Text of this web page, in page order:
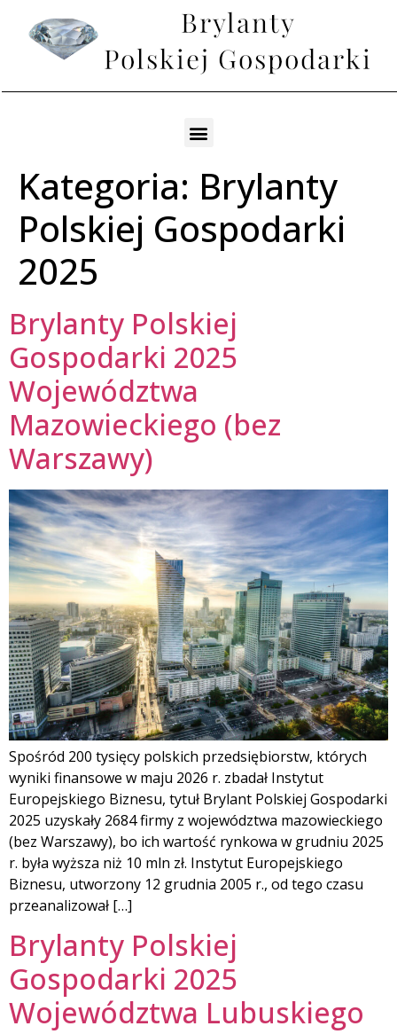
Kategoria: Brylanty
Polskiej Gospodarki
2025
Brylanty Polskiej
Gospodarki 2025
Województwa
Mazowieckiego (bez
Warszawy)
Spośród 200 tysięcy polskich przedsiębiorstw, których
wyniki finansowe w maju 2026 r. zbadał Instytut
Europejskiego Biznesu, tytuł Brylant Polskiej Gospodarki
2025 uzyskały 2684 firmy z województwa mazowieckiego
(bez Warszawy), bo ich wartość rynkowa w grudniu 2025
r. była wyższa niż 10 mln zł. Instytut Europejskiego
Biznesu, utworzony 12 grudnia 2005 r., od tego czasu
przeanalizował […]
Brylanty Polskiej
Gospodarki 2025
Województwa Lubuskiego